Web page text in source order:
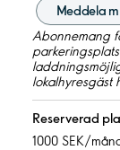
Meddela
Abonnemang
lokalhyresgäst
Reserverad
1000 SEK/